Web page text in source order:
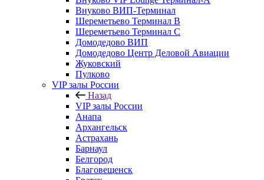
Внуково ВИП-Терминал
Шереметьево Терминал B
Шереметьево Терминал C
Домодедово ВИП
Домодедово Центр Деловой Авиации
Жуковский
Пулково
VIP залы России
Назад
VIP залы России
Анапа
Архангельск
Астрахань
Барнаул
Белгород
Благовещенск